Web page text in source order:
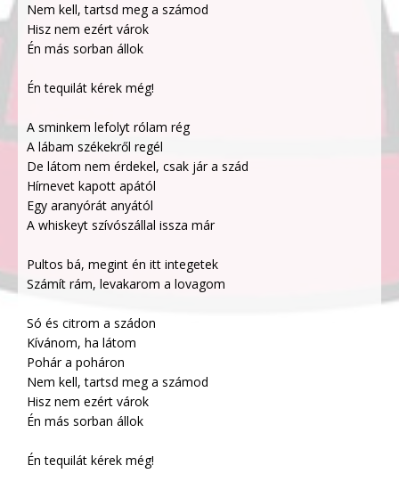
Nem kell, tartsd meg a számod
Hisz nem ezért várok
Én más sorban állok
Én tequilát kérek még!
A sminkem lefolyt rólam rég
A lábam székekről regél
De látom nem érdekel, csak jár a szád
Hírnevet kapott apától
Egy aranyórát anyától
A whiskeyt szívószállal issza már
Pultos bá, megint én itt integetek
Számít rám, levakarom a lovagom
Só és citrom a szádon
Kívánom, ha látom
Pohár a poháron
Nem kell, tartsd meg a számod
Hisz nem ezért várok
Én más sorban állok
Én tequilát kérek még!